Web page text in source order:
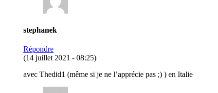
stephanek
Répondre
(14 juillet 2021 - 08:25)
avec Thedid1 (même si je ne l’apprécie pas ;) ) en Italie